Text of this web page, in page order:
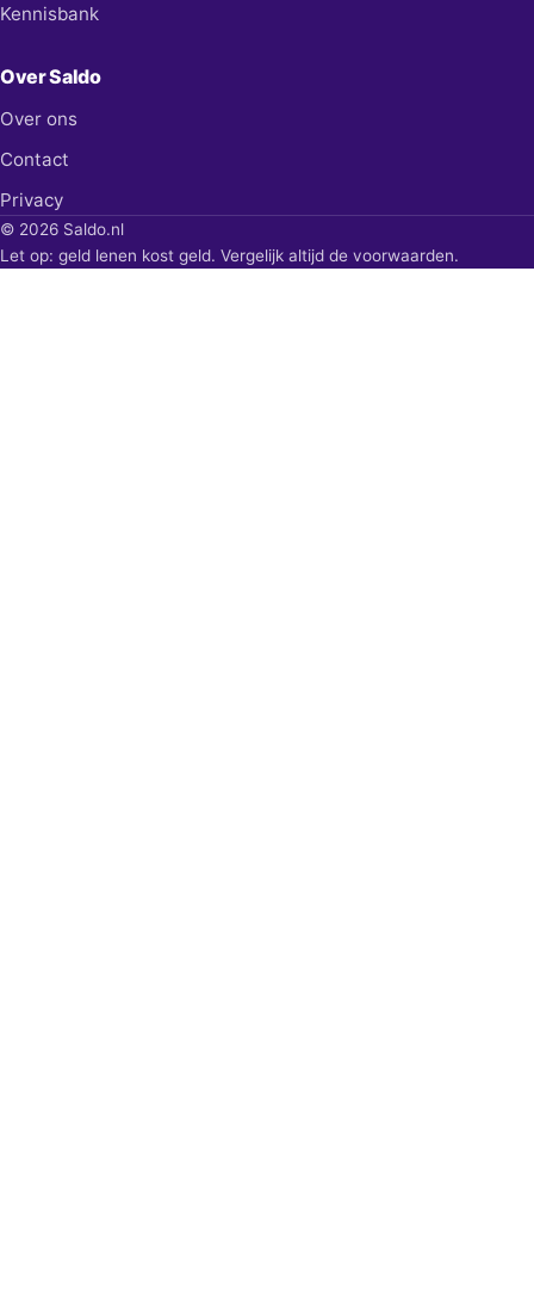
Kennisbank
Over Saldo
Over ons
Contact
Privacy
© 2026 Saldo.nl
Let op: geld lenen kost geld. Vergelijk altijd de voorwaarden.